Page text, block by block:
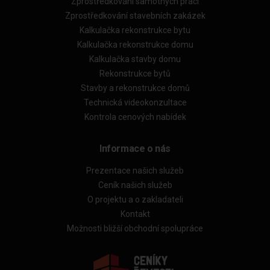
Zprostředkování stavebních zakázek
Kalkulačka rekonstrukce bytu
Kalkulačka rekonstrukce domu
Kalkulačka stavby domu
Rekonstrukce bytů
Stavby a rekonstrukce domů
Technická videokonzultace
Kontrola cenových nabídek
Informace o nás
Prezentace našich služeb
Ceník našich služeb
O projektu a o zakladateli
Kontakt
Možnosti bližší obchodní spolupráce